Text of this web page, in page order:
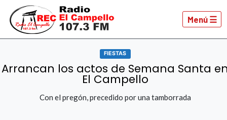
Menú ☰
FIESTAS
Arrancan los actos de Semana Santa
El Campello
Con el pregón, precedido por una tamborrada